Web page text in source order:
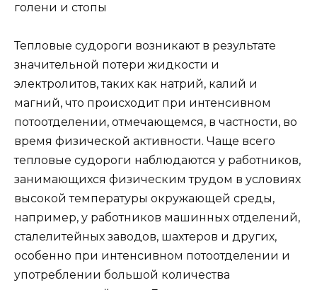
голени и стопы
Тепловые судороги возникают в результате
значительной потери жидкости и
электролитов, таких как натрий, калий и
магний, что происходит при интенсивном
потоотделении, отмечающемся, в частности, во
время физической активности. Чаще всего
тепловые судороги наблюдаются у работников,
занимающихся физическим трудом в условиях
высокой температуры окружающей среды,
например, у работников машинных отделений,
сталелитейных заводов, шахтеров и других,
особенно при интенсивном потоотделении и
употреблении большой количества